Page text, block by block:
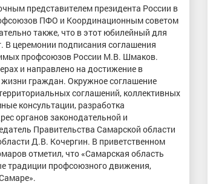
представителем президента России в
ПФО и Координационным советом
также, что в этот юбилейный для
В церемонии подписания соглашения
профсоюзов России М.В. Шмаков.
и направлено на достижение в
жизни граждан. Окружное соглашение
соглашений, коллективных
консультации, разработка
органов законодательной и
Правительства Самарской области
Д.В. Кочергин. В приветственном
отметил, что «Самарская область
традиции профсоюзного движения,